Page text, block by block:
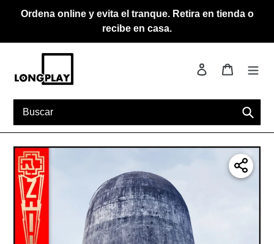
directamente
contenido
Ordena online y evita el tranque. Retira en tienda o
recibe en casa.
Ingresar Carrito